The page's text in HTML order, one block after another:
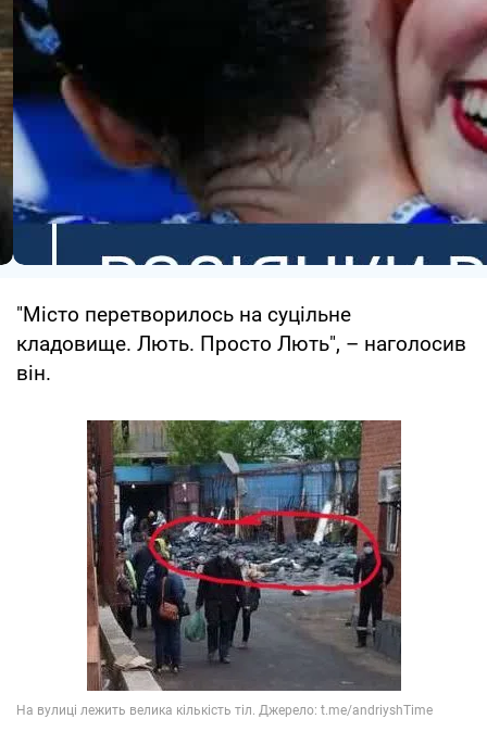
"Місто перетворилось на суцільне
кладовище. Лють. Просто Лють", – наголосив
він.